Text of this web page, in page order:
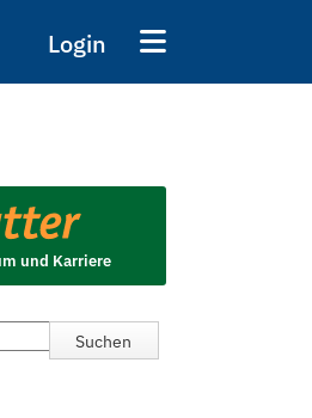
Login
und Karriere